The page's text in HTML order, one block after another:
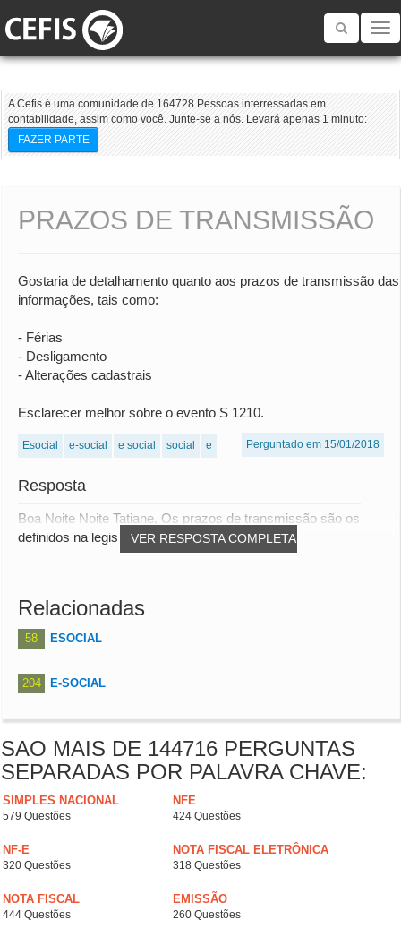
Toggle
A Cefis é uma comunidade de 164728 Pessoas interressadas em
contabilidade, assim como você. Junte-se a nós. Levará apenas 1 minuto:
FAZER PARTE
PRAZOS DE TRANSMISSÃO
Gostaria de detalhamento quanto aos prazos de transmissão das
informações, tais como:
- Férias
- Desligamento
- Alterações cadastrais
Esclarecer melhor sobre o evento S 1210.
Esocial e-social e social social e Perguntado em 15/01/2018
Resposta
VER RESPOSTA COMPLETA
Boa Noite Noite Tatiane, Os prazos de transmissão são os
definidos na legislação trabalhista e previ...
Relacionadas
58 ESOCIAL
204 E-SOCIAL
SAO MAIS DE 144716 PERGUNTAS
SEPARADAS POR PALAVRA CHAVE:
SIMPLES NACIONAL
579 Questões
NFE
424 Questões
NF-E
320 Questões
NOTA FISCAL ELETRÔNICA
318 Questões
NOTA FISCAL
444 Questões
EMISSÃO
260 Questões